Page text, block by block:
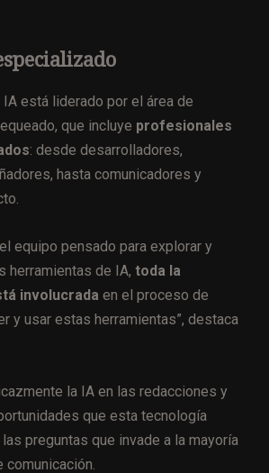
está liderado por el área de
que incluye profesionales
: desde desarrolladores,
hasta comunicadores y
equipo pensado para explorar y
herramientas de IA, toda la
involucrada en el proceso de
y usar estas herramientas”, destaca
la IA en las redacciones y
que esta tecnología
preguntas que invade a la mayoría